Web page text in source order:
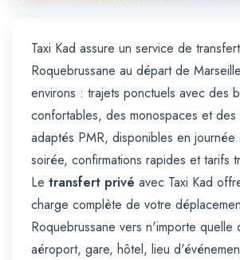
Taxi Kad assure un service de
Roquebrussane au départ de
environs : trajets ponctuels avec des
confortables, des monospaces et des
adaptés PMR, disponibles en journée
soirée, confirmations rapides et tarifs
Le transfert privé avec Taxi Kad
charge complète de votre
Roquebrussane vers n'importe quelle
aéroport, gare, hôtel, lieu